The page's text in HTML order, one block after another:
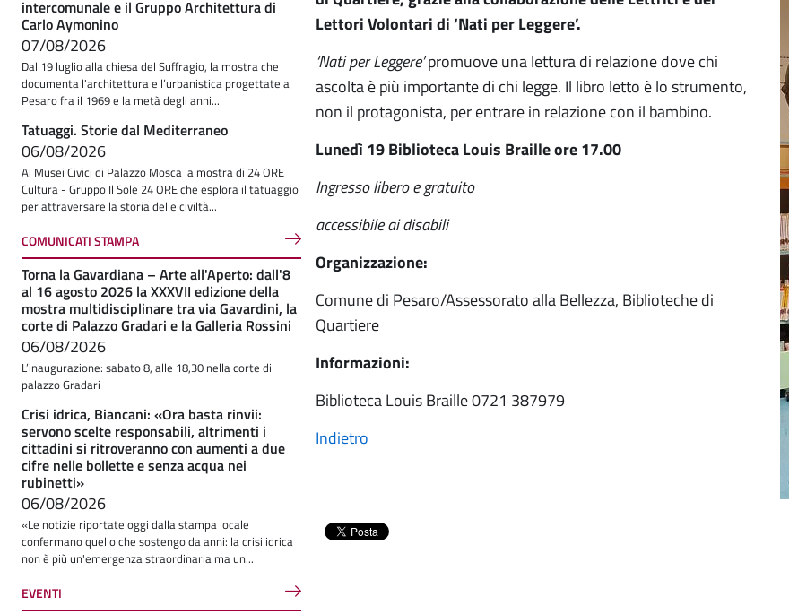
Lettori Volontari di ‘Nati per Leggere’.
‘Nati per Leggere’promuove una lettura di relazione dove chi
ascolta è più importante di chi legge. Il libro letto è lo strumento,
non il protagonista, per entrare in relazione con il bambino.
Lunedì 19 Biblioteca Louis Braille ore 17.00
Ingresso libero e gratuito
accessibile ai disabili
Organizzazione:
Comune di Pesaro/Assessorato alla Bellezza, Biblioteche di
Quartiere
Informazioni:
Biblioteca Louis Braille 0721 387979
Indietro
intercomunale e il Gruppo Architettura di
Carlo Aymonino
07/08/2026
Dal 19 luglio alla chiesa del Suffragio, la mostra che
documenta l'architettura e l’urbanistica progettate a
Pesaro fra il 1969 e la metà degli anni...
Tatuaggi. Storie dal Mediterraneo
06/08/2026
Ai Musei Civici di Palazzo Mosca la mostra di 24 ORE
Cultura - Gruppo Il Sole 24 ORE che esplora il tatuaggio
per attraversare la storia delle civiltà...
COMUNICATI STAMPA
Torna la Gavardiana – Arte all'Aperto: dall'8
al 16 agosto 2026 la XXXVII edizione della
mostra multidisciplinare tra via Gavardini, la
corte di Palazzo Gradari e la Galleria Rossini
06/08/2026
L’inaugurazione: sabato 8, alle 18,30 nella corte di
palazzo Gradari
Crisi idrica, Biancani: «Ora basta rinvii:
servono scelte responsabili, altrimenti i
cittadini si ritroveranno con aumenti a due
cifre nelle bollette e senza acqua nei
rubinetti»
06/08/2026
«Le notizie riportate oggi dalla stampa locale
confermano quello che sostengo da anni: la crisi idrica
non è più un'emergenza straordinaria ma un...
EVENTI